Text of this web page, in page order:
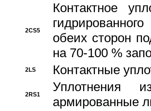
2CS5
Контактное
обеих сторон
на 70-100 %
2LS Контактные
2RS1
Уплотнения
армированные